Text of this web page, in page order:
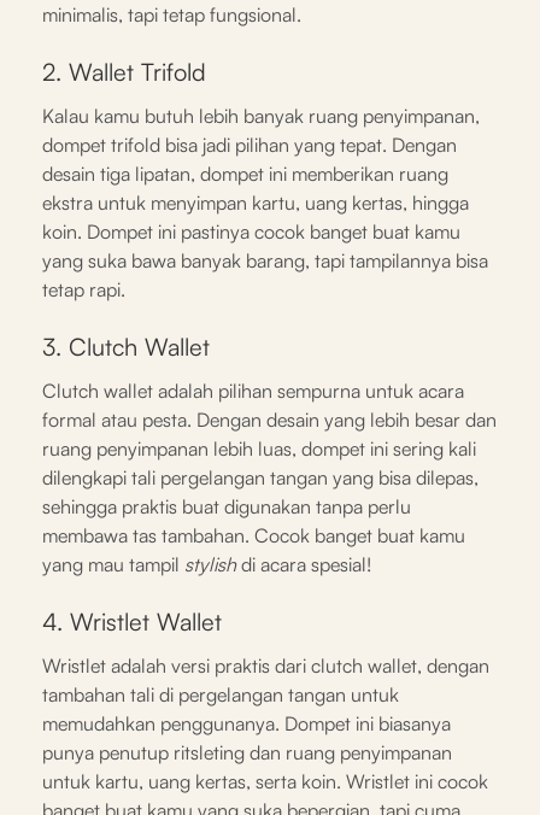
minimalis, tapi tetap fungsional.
2. Wallet Trifold
Kalau kamu butuh lebih banyak ruang penyimpanan,
dompet trifold bisa jadi pilihan yang tepat. Dengan
desain tiga lipatan, dompet ini memberikan ruang
ekstra untuk menyimpan kartu, uang kertas, hingga
koin. Dompet ini pastinya cocok banget buat kamu
yang suka bawa banyak barang, tapi tampilannya bisa
tetap rapi.
3. Clutch Wallet
Clutch wallet adalah pilihan sempurna untuk acara
formal atau pesta. Dengan desain yang lebih besar dan
ruang penyimpanan lebih luas, dompet ini sering kali
dilengkapi tali pergelangan tangan yang bisa dilepas,
sehingga praktis buat digunakan tanpa perlu
membawa tas tambahan. Cocok banget buat kamu
yang mau tampil stylishdi acara spesial!
4. Wristlet Wallet
Wristlet adalah versi praktis dari clutch wallet, dengan
tambahan tali di pergelangan tangan untuk
memudahkan penggunanya. Dompet ini biasanya
punya penutup ritsleting dan ruang penyimpanan
untuk kartu, uang kertas, serta koin. Wristlet ini cocok